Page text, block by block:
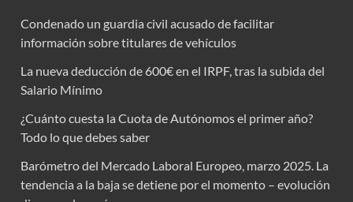
Condenado un guardia civil acusado de facilitar
información sobre titulares de vehículos
La nueva deducción de 600€ en el IRPF, tras la subida del
Salario Mínimo
¿Cuánto cuesta la Cuota de Autónomos el primer año?
Todo lo que debes saber
Barómetro del Mercado Laboral Europeo, marzo 2025. La
tendencia a la baja se detiene por el momento – evolución